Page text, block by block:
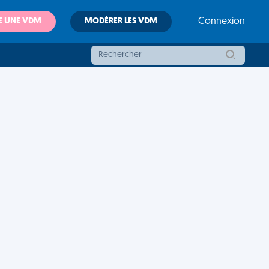
UNE VDM MODÉRER LES VDM Connexion